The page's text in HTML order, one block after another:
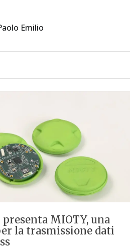
Emilio
MIOTY, una
la trasmissione dati